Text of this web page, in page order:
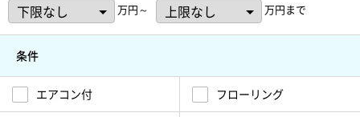
万円～ 万円まで
条件
エアコン付 フローリング